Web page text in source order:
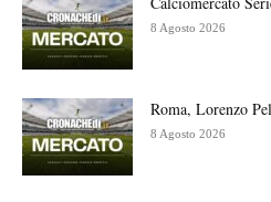
8 Agosto 2026
Roma, Lorenzo
8 Agosto 2026